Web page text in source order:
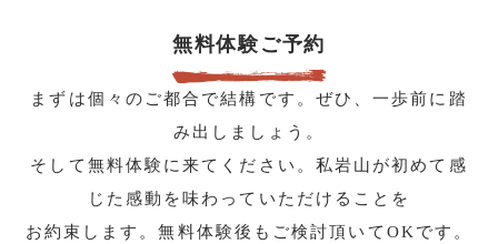
無料体験ご予約
まずは個々のご都合で結構です。ぜひ、一歩前に踏
み出しましょう。
そして無料体験に来てください。私岩山が初めて感
じた感動を味わっていただけることを
お約束します。無料体験後もご検討頂いてOKです。